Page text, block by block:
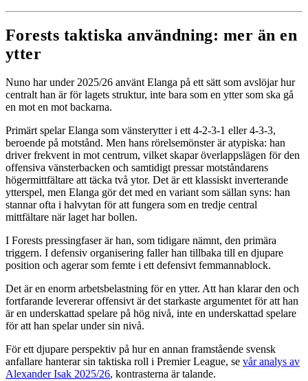
Forests taktiska användning: mer än en
ytter
Nuno har under 2025/26 använt Elanga på ett sätt som avslöjar hur
centralt han är för lagets struktur, inte bara som en ytter som ska gå
en mot en mot backarna.
Primärt spelar Elanga som vänsterytter i ett 4-2-3-1 eller 4-3-3,
beroende på motstånd. Men hans rörelsemönster är atypiska: han
driver frekvent in mot centrum, vilket skapar överlappslägen för den
offensiva vänsterbacken och samtidigt pressar motståndarens
högermittfältare att täcka två ytor. Det är ett klassiskt inverterande
ytterspel, men Elanga gör det med en variant som sällan syns: han
stannar ofta i halvytan för att fungera som en tredje central
mittfältare när laget har bollen.
I Forests pressingfaser är han, som tidigare nämnt, den primära
triggern. I defensiv organisering faller han tillbaka till en djupare
position och agerar som femte i ett defensivt femmannablock.
Det är en enorm arbetsbelastning för en ytter. Att han klarar den och
fortfarande levererar offensivt är det starkaste argumentet för att han
är en underskattad spelare på hög nivå, inte en underskattad spelare
för att han spelar under sin nivå.
För ett djupare perspektiv på hur en annan framstående svensk
anfallare hanterar sin taktiska roll i Premier League, se vår analys av
Alexander Isak 2025/26, kontrasterna är talande.